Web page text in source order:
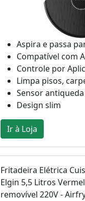
Aspira e passa
Compatível com
Controle por
Limpa pisos,
Sensor antiqueda
Design slim
Ir à Loja
Fritadeira Elétrica
Elgin 5,5 Litros
removível 220V -